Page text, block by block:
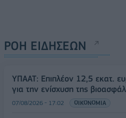
ΡΟΗ ΕΙΔΗΣΕΩΝ
ΥΠΑΑΤ: Επιπλέον 12,5 εκατ.
για την ενίσχυση της
07/08/2026 - 17:02 ΟΙΚΟΝΟΜΙΑ